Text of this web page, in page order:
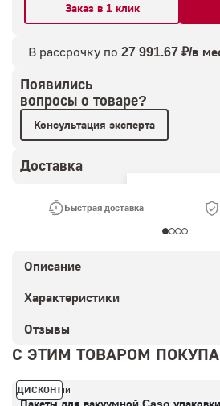
Заказ в 1 клик
В рассрочку по 27 991.67 ₽/в
Появились
вопросы о товаре?
Консультация эксперта
Доставка
Быстрая доставка
Описание
Характеристики
Отзывы
С ЭТИМ ТОВАРОМ
ДИСКОНТ
В наличии